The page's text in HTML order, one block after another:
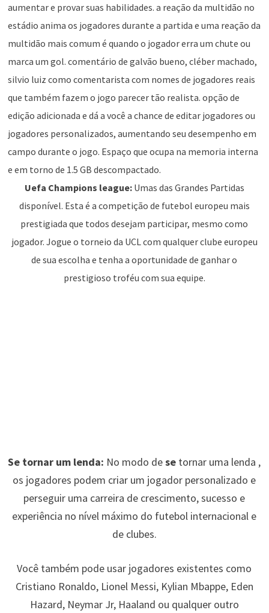
aumentar e provar suas habilidades. a reação da multidão no
estádio anima os jogadores durante a partida e uma reação da
multidão mais comum é quando o jogador erra um chute ou
marca um gol. comentário de galvão bueno, cléber machado,
silvio luiz como comentarista com nomes de jogadores reais
que também fazem o jogo parecer tão realista. opção de
edição adicionada e dá a você a chance de editar jogadores ou
jogadores personalizados, aumentando seu desempenho em
campo durante o jogo. Espaço que ocupa na memoria interna
e em torno de 1.5 GB descompactado.
Uefa Champions league:Umas das Grandes Partidas
disponível. Esta é a competição de futebol europeu mais
prestigiada que todos desejam participar, mesmo como
jogador. Jogue o torneio da UCL com qualquer clube europeu
de sua escolha e tenha a oportunidade de ganhar o
prestigioso troféu com sua equipe.
Se tornar um lenda: No modo dese tornar uma lenda ,
os jogadores podem criar um jogador personalizado e
perseguir uma carreira de crescimento, sucesso e
experiência no nível máximo do futebol internacional e
de clubes.
Você também pode usar jogadores existentes como
Cristiano Ronaldo, Lionel Messi, Kylian Mbappe, Eden
Hazard, Neymar Jr, Haaland ou qualquer outro